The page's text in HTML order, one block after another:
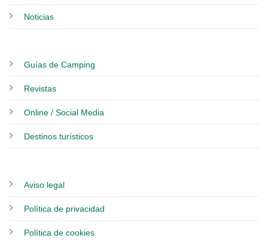
Noticias
Guías de Camping
Revistas
Online / Social Media
Destinos turísticos
Aviso legal
Política de privacidad
Política de cookies